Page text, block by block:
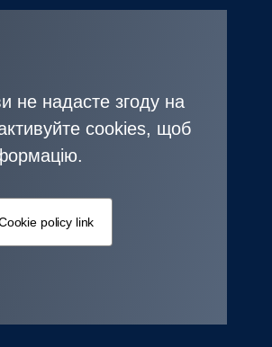
не надасте згоду на
cookies, щоб
policy link